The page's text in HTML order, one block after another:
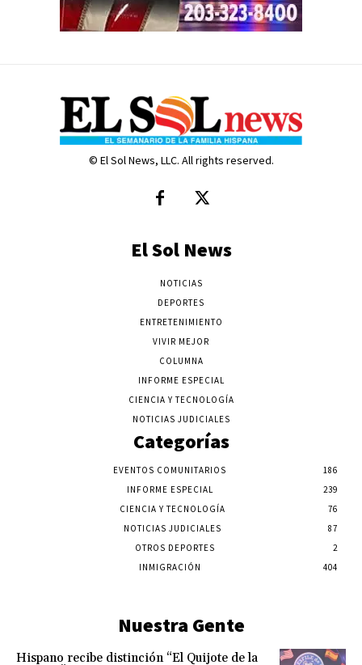
© El Sol News, LLC. All rights reserved.
El Sol News
NOTICIAS
DEPORTES
ENTRETENIMIENTO
VIVIR MEJOR
COLUMNA
INFORME ESPECIAL
CIENCIA Y TECNOLOGÍA
NOTICIAS JUDICIALES
Categorías
EVENTOS COMUNITARIOS
186
INFORME ESPECIAL
239
CIENCIA Y TECNOLOGÍA
76
NOTICIAS JUDICIALES
87
OTROS DEPORTES
2
INMIGRACIÓN
404
Nuestra Gente
Hispano recibe distinción “El Quijote de la